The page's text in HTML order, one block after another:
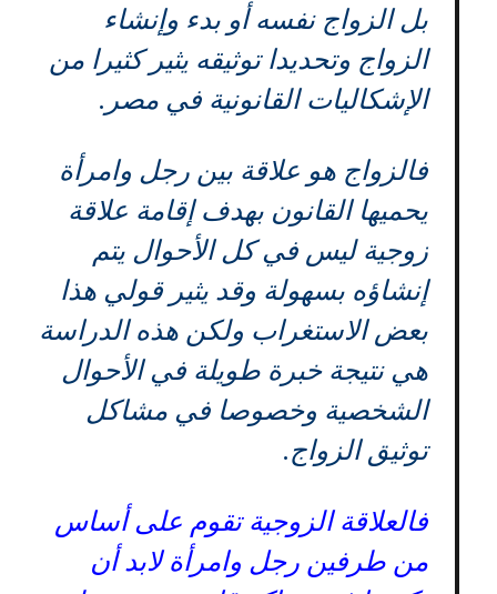
بل الزواج نفسه أو بدء وإنشاء
الزواج وتحديدا توثيقه يثير كثيرا من
الإشكاليات القانونية في مصر.
فالزواج هو علاقة بين رجل وامرأة
يحميها القانون بهدف إقامة علاقة
زوجية ليس في كل الأحوال يتم
إنشاؤه بسهولة وقد يثير قولي هذا
بعض الاستغراب ولكن هذه الدراسة
هي نتيجة خبرة طويلة في الأحوال
الشخصية وخصوصا في مشاكل
توثيق الزواج.
فالعلاقة الزوجية تقوم على أساس
من طرفين رجل وامرأة لابد أن